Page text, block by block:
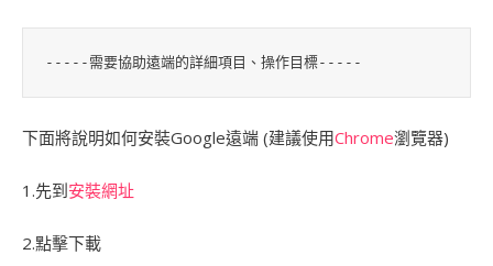
-----需要協助遠端的詳細項目、操作目標-----
下面將說明如何安裝Google遠端 (建議使用Chrome瀏覽器)
1.先到安裝網址
2.點擊下載